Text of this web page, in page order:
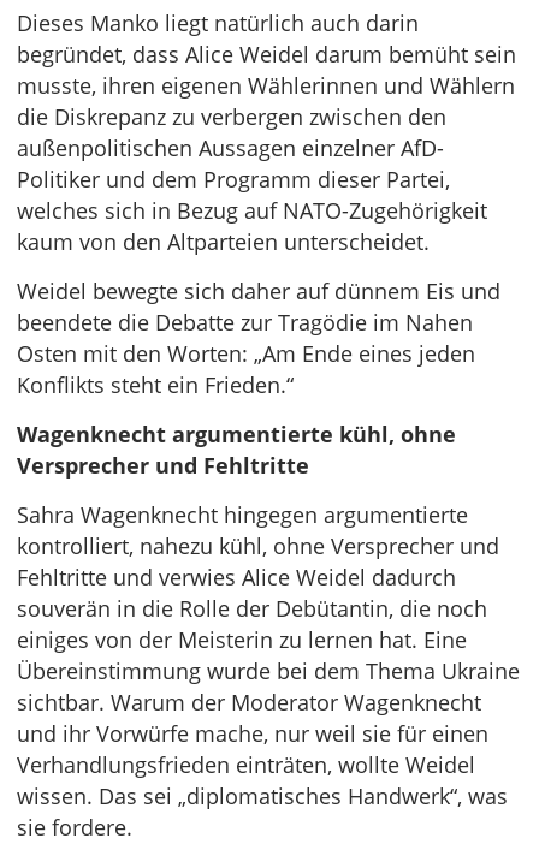
Dieses Manko liegt natürlich auch darin
begründet, dass Alice Weidel darum bemüht sein
musste, ihren eigenen Wählerinnen und Wählern
die Diskrepanz zu verbergen zwischen den
außenpolitischen Aussagen einzelner AfD-
Politiker und dem Programm dieser Partei,
welches sich in Bezug auf NATO-Zugehörigkeit
kaum von den Altparteien unterscheidet.
Weidel bewegte sich daher auf dünnem Eis und
beendete die Debatte zur Tragödie im Nahen
Osten mit den Worten: „Am Ende eines jeden
Konflikts steht ein Frieden.“
Wagenknecht argumentierte kühl, ohne
Versprecher und Fehltritte
Sahra Wagenknecht hingegen argumentierte
kontrolliert, nahezu kühl, ohne Versprecher und
Fehltritte und verwies Alice Weidel dadurch
souverän in die Rolle der Debütantin, die noch
einiges von der Meisterin zu lernen hat. Eine
Übereinstimmung wurde bei dem Thema Ukraine
sichtbar. Warum der Moderator Wagenknecht
und ihr Vorwürfe mache, nur weil sie für einen
Verhandlungsfrieden einträten, wollte Weidel
wissen. Das sei „diplomatisches Handwerk“, was
sie fordere.